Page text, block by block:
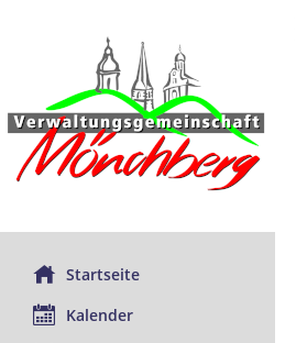
Startseite
Kalender